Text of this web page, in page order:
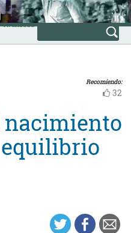
Avanzada
Recomiendo:
32